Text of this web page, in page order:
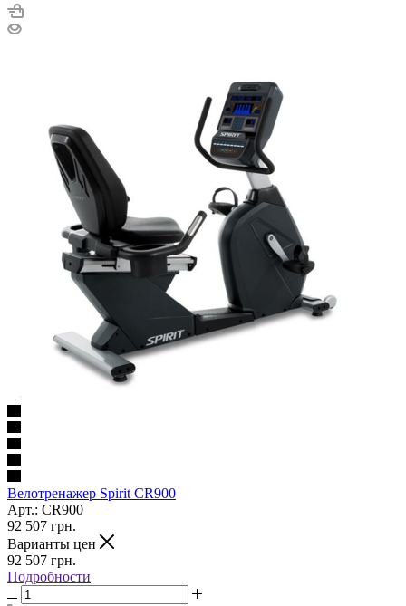
Велотренажер Spirit CR900
Арт.: CR900
92 507 грн.
Варианты цен
92 507 грн.
Подробности